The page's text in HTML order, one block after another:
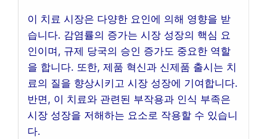
이 치료 시장은 다양한 요인에 의해 영향을 받
습니다. 감염률의 증가는 시장 성장의 핵심 요
인이며, 규제 당국의 승인 증가도 중요한 역할
을 합니다. 또한, 제품 혁신과 신제품 출시는 치
료의 질을 향상시키고 시장 성장에 기여합니다.
반면, 이 치료와 관련된 부작용과 인식 부족은
시장 성장을 저해하는 요소로 작용할 수 있습니
다.